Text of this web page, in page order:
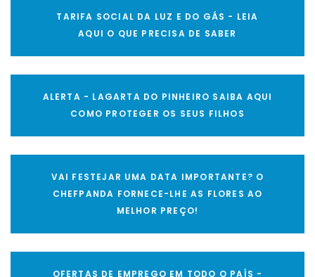
TARIFA SOCIAL DA LUZ E DO GÁS - LEIA
AQUI O QUE PRECISA DE SABER
ALERTA - LAGARTA DO PINHEIRO SAIBA AQUI
COMO PROTEGER OS SEUS FILHOS
VAI FESTEJAR UMA DATA IMPORTANTE? O
CHEFPANDA FORNECE-LHE AS FLORES AO
MELHOR PREÇO!
OFERTAS DE EMPREGO EM TODO O PAÍS -